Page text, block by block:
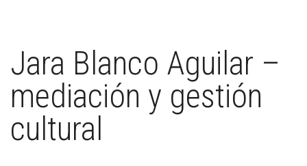
Jara Blanco Aguilar –
mediación y gestión
cultural